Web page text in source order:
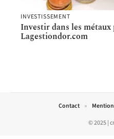
INVESTISSEMENT
Investir dans les
Lagestiondor.com
© 2025 |
Contact